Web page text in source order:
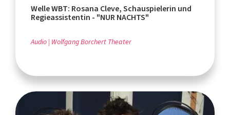
Welle WBT: Rosana Cleve, Schauspielerin und
Regieassistentin - "NUR NACHTS"
Audio Wolfgang Borchert Theater